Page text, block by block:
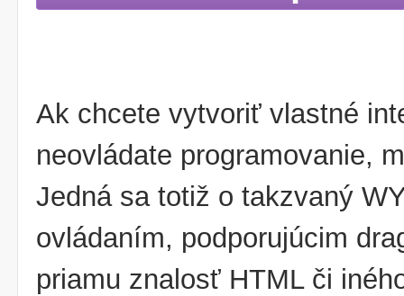
Ak chcete vytvoriť vlastné
neovládate programovanie,
Jedná sa totiž o takzvaný
ovládaním, podporujúcim
priamu znalosť HTML či